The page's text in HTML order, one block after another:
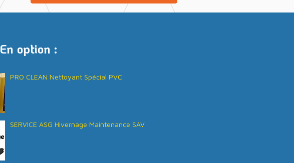
En option :
PRO CLEAN Nettoyant Spécial PVC
SERVICE ASG Hivernage Maintenance SAV